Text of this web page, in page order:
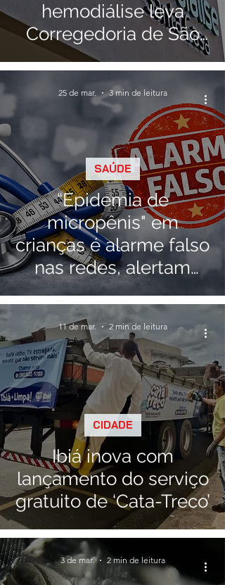
hemodiálise leva
Corregedoria de São
Gotardo a acionar
Ministério Público
“Epidemia de
micropênis" em
crianças é alarme falso
nas redes, alertam
médicos
SAÚDE
25 de mar. 3 min de leitura
Ibiá inova com
lançamento do serviço
gratuito de ‘Cata-Treco’
CIDADE
11 de mar. 2 min de leitura
3 de mar. 2 min de leitura